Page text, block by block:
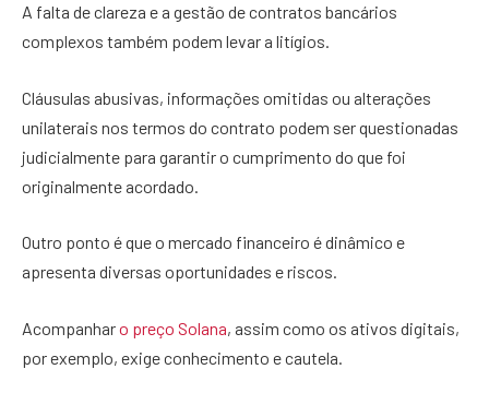
A falta de clareza e a gestão de contratos bancários
complexos também podem levar a litígios.
Cláusulas abusivas, informações omitidas ou alterações
unilaterais nos termos do contrato podem ser questionadas
judicialmente para garantir o cumprimento do que foi
originalmente acordado.
Outro ponto é que o mercado financeiro é dinâmico e
apresenta diversas oportunidades e riscos.
Acompanharo preço Solana, assim como os ativos digitais,
por exemplo, exige conhecimento e cautela.